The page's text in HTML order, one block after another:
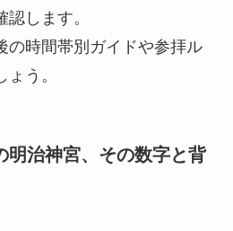
します。
の時間帯別ガイドや参拝ル
う。
明治神宮、その数字と背